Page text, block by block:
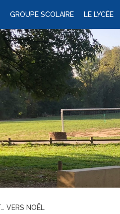
GROUPE SCOLAIRE LE LYCÉE
VERS NOËL